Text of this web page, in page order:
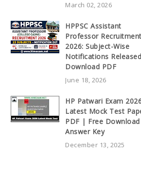
March 02, 2026
HPPSC Assistant
Professor Recruitment
2026: Subject-Wise
Notifications
Download PDF
June 18, 2026
HP Patwari Exam
Latest Mock Test
PDF | Free
Answer Key
December 13, 2025